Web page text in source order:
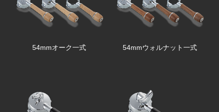
54mmオーク一式 54mmウォルナット一式